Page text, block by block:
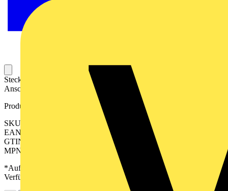
Steckbarer Leiterplatten-Anschluss mit innovatiever
Anschlusstechnologie für eine sichere und intuitive Handhabung.
Produktkennzeichen
SKU: 2529460000
EAN: 04050118539738
GTIN: 04050118539738
MPN: SV-SMT 7.62HP/04/270MF4 SC/6 2.6SN BX
*Auf Anfrage verfügbar - bitte in den Warenkorb legen, um
Verfügbarkeit zu prüfen